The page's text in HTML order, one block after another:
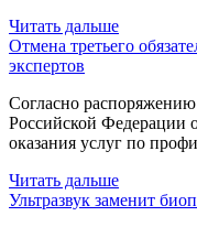
Читать дальше
Отмена третьего
экспертов
Согласно
Российской Федерации
оказания услуг по
Читать дальше
Ультразвук заменит